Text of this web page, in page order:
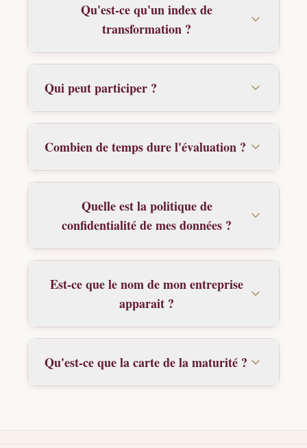
Qu'est-ce qu'un index de
transformation ?
Qui peut participer ?
Combien de temps dure l'évaluation ?
Quelle est la politique de
confidentialité de mes données ?
Est-ce que le nom de mon entreprise
apparait ?
Qu'est-ce que la carte de la maturité ?